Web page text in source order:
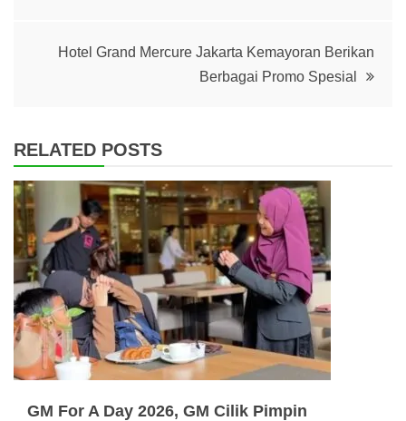
Hotel Grand Mercure Jakarta Kemayoran Berikan
Berbagai Promo Spesial
RELATED POSTS
GM For A Day 2026, GM Cilik Pimpin